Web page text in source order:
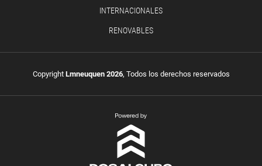
INTERNACIONALES
RENOVABLES
Copyright Lmneuquen 2026, Todos los derechos reservados